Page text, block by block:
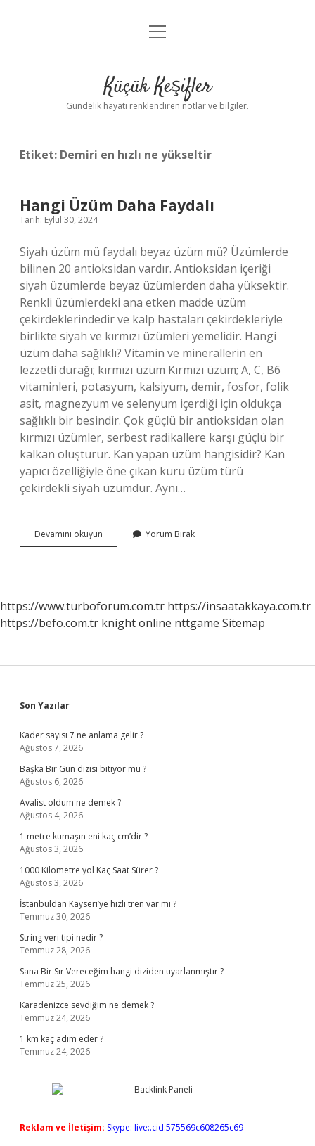
Anasayfa
Yasal Uyarı
menüyü
Küçük Keşifler
Gündelik hayatı renklendiren notlar ve bilgiler.
Etiket: Demiri en hızlı ne yükseltir
Hangi Üzüm Daha Faydalı
Tarih: Eylül 30, 2024
Siyah üzüm mü faydalı beyaz üzüm mü? Üzümlerde
bilinen 20 antioksidan vardır. Antioksidan içeriği
siyah üzümlerde beyaz üzümlerden daha yüksektir.
Renkli üzümlerdeki ana etken madde üzüm
çekirdeklerindedir ve kalp hastaları çekirdekleriyle
birlikte siyah ve kırmızı üzümleri yemelidir. Hangi
üzüm daha sağlıklı? Vitamin ve minerallerin en
lezzetli durağı; kırmızı üzüm Kırmızı üzüm; A, C, B6
vitaminleri, potasyum, kalsiyum, demir, fosfor, folik
asit, magnezyum ve selenyum içerdiği için oldukça
sağlıklı bir besindir. Çok güçlü bir antioksidan olan
kırmızı üzümler, serbest radikallere karşı güçlü bir
kalkan oluşturur. Kan yapan üzüm hangisidir? Kan
yapıcı özelliğiyle öne çıkan kuru üzüm türü
çekirdekli siyah üzümdür. Aynı…
Devamını okuyun
Üzüm
Yorum Bırak
https://www.turboforum.com.tr https://insaatakkaya.com.tr
https://befo.com.tr knight online nttgame Sitemap
Sidebar
Son Yazılar
Kader sayısı 7 ne anlama gelir ?
Ağustos 7, 2026
Başka Bir Gün dizisi bitiyor mu ?
Ağustos 6, 2026
Avalist oldum ne demek ?
Ağustos 4, 2026
1 metre kumaşın eni kaç cm’dir ?
Ağustos 3, 2026
1000 Kilometre yol Kaç Saat Sürer ?
Ağustos 3, 2026
İstanbuldan Kayseri’ye hızlı tren var mı ?
Temmuz 30, 2026
String veri tipi nedir ?
Temmuz 28, 2026
Sana Bir Sır Vereceğim hangi diziden uyarlanmıştır ?
Temmuz 25, 2026
Karadenizce sevdiğim ne demek ?
Temmuz 24, 2026
1 km kaç adım eder ?
Temmuz 24, 2026
Reklam ve İletişim: Skype: live:.cid.575569c608265c69